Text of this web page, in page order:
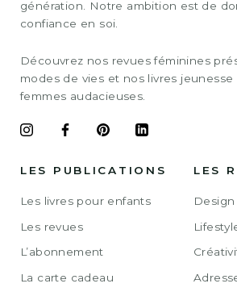
génération. Notre ambition est de
confiance en soi.
Découvrez nos revues féminines
modes de vies et nos livres
femmes audacieuses.
LES PUBLICATIONS
Les livres pour enfants
Les revues
L’abonnement
La carte cadeau
LES
Design